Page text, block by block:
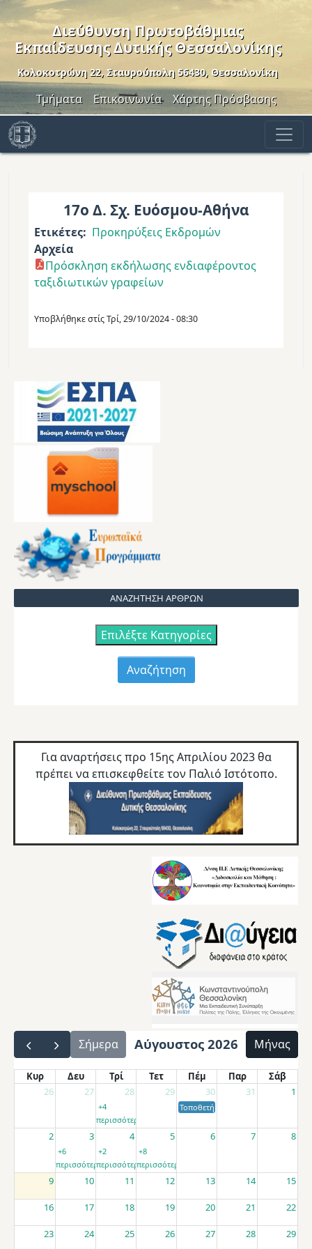
Παράκαμψη προς το κυρίως περιεχόμενο
Διεύθυνση Πρωτοβάθμιας
Εκπαίδευσης Δυτικής Θεσσαλονίκης
Κολοκοτρώνη 22, Σταυρούπολη 56430, Θεσσαλονίκη
Header Menu
Τμήματα Επικοινωνία Χάρτης Πρόσβασης
ΑΝΑΖΗΤΗΣΗ ΑΡΘΡΩΝ
Επιλέξτε Κατηγορίες
17ο Δ. Σχ. Ευόσμου-Αθήνα
Ετικέτες
Προκηρύξεις Εκδρομών
Αρχεία
Πρόσκληση εκδήλωσης ενδιαφέροντος
ταξιδιωτικών γραφείων
Υποβλήθηκε στίςΤρί, 29/10/2024 - 08:30
Για αναρτήσεις προ 15ης Απριλίου 2023 θα
πρέπει να επισκεφθείτε τον Παλιό Ιστότοπο.
Σήμερα Αύγουστος 2026 Μήνας
Κυρ Δευ Τρί Τετ Πέμ Παρ
Σάβ
26
27 28 29 30 31 1
+4
περισσότερα
Τοποθετήσεις αποσπασμένων
2 3 4 5 6 7 8
+6
περισσότερα
+2
περισσότερα
+8
περισσότερα
9 10 11 12 13 14 15
16 17 18 19 20 21 22
23 24 25 26 27 28 29